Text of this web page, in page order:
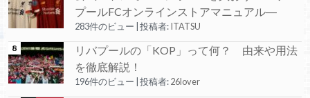
プールFCオンラインストアマニュアル―
283件のビュー 投稿者:ITATSU
リバプールの「KOP」って何？ 由来や用法
を徹底解説！
196件のビュー 投稿者:26lover